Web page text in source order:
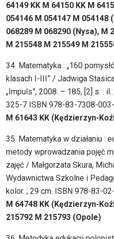
64149 KK M 64150 KK M
054146 M 054147 M 054148
068289 M 068290 (Nysa), M
M 215548 M 215549 M
34. Matematyka : „160
klasach I-III” / Jadwiga
„Impuls”, 2008. – 185, [2] s. :
325-7 ISBN 978-83-7308-
M 61643 KK (Kędzierzyn-
35. Matematyka w działaniu :
metody wprowadzania pojęć
zajęć / Małgorzata Skura,
Wydawnictwa Szkolne i
kolor. ; 29 cm. ISBN 978-83-
M 64748 KK (Kędzierzyn-
215792 M 215793 (Opole)